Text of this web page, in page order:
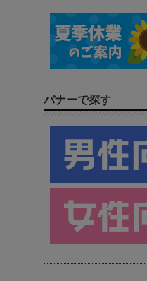
バナーで探す